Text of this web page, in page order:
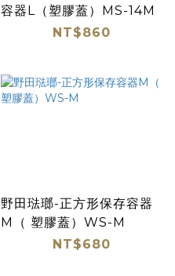
容器L（塑膠蓋）MS-14M
NT$860
野田琺瑯-正方形保存容器
M（ 塑膠蓋）WS-M
NT$680